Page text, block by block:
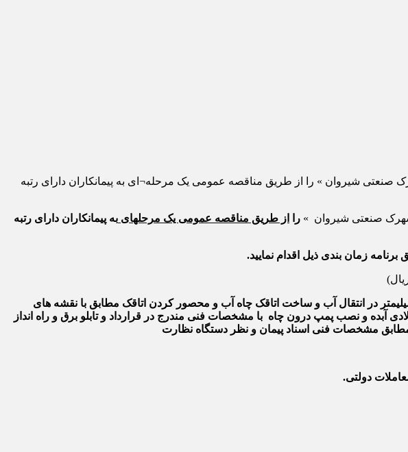
شیروان » را از طریق مناقصه عمومی یک مرحله¬ای به پیمانکاران دارای رتبه
صنعتی شیروان » را از طریق مناقصه عمومی یک مرحله­ای به پیمانکاران دارای رتبه
زمان بندی ذیل اقدام نمایید.
مصالح و اجرای عملیات تجهیز چاه و اجرای حدود ۳۰۰۰ متر لوله پلی اتیلن در سایز های ۱۶۰ میلیمتر در انتقال آب و ساخت اتاقک چاه آب و محصور کردن اتاقک مطابق با نقشه های
آبده و نصب پمپ درون چاه با مشخصات فنی مندرج در قرارداد و تابلو برق و راه انداز
مطابق مشخصات فنی اسناد پیمان و نظر دستگاه نظارت
دولتی.